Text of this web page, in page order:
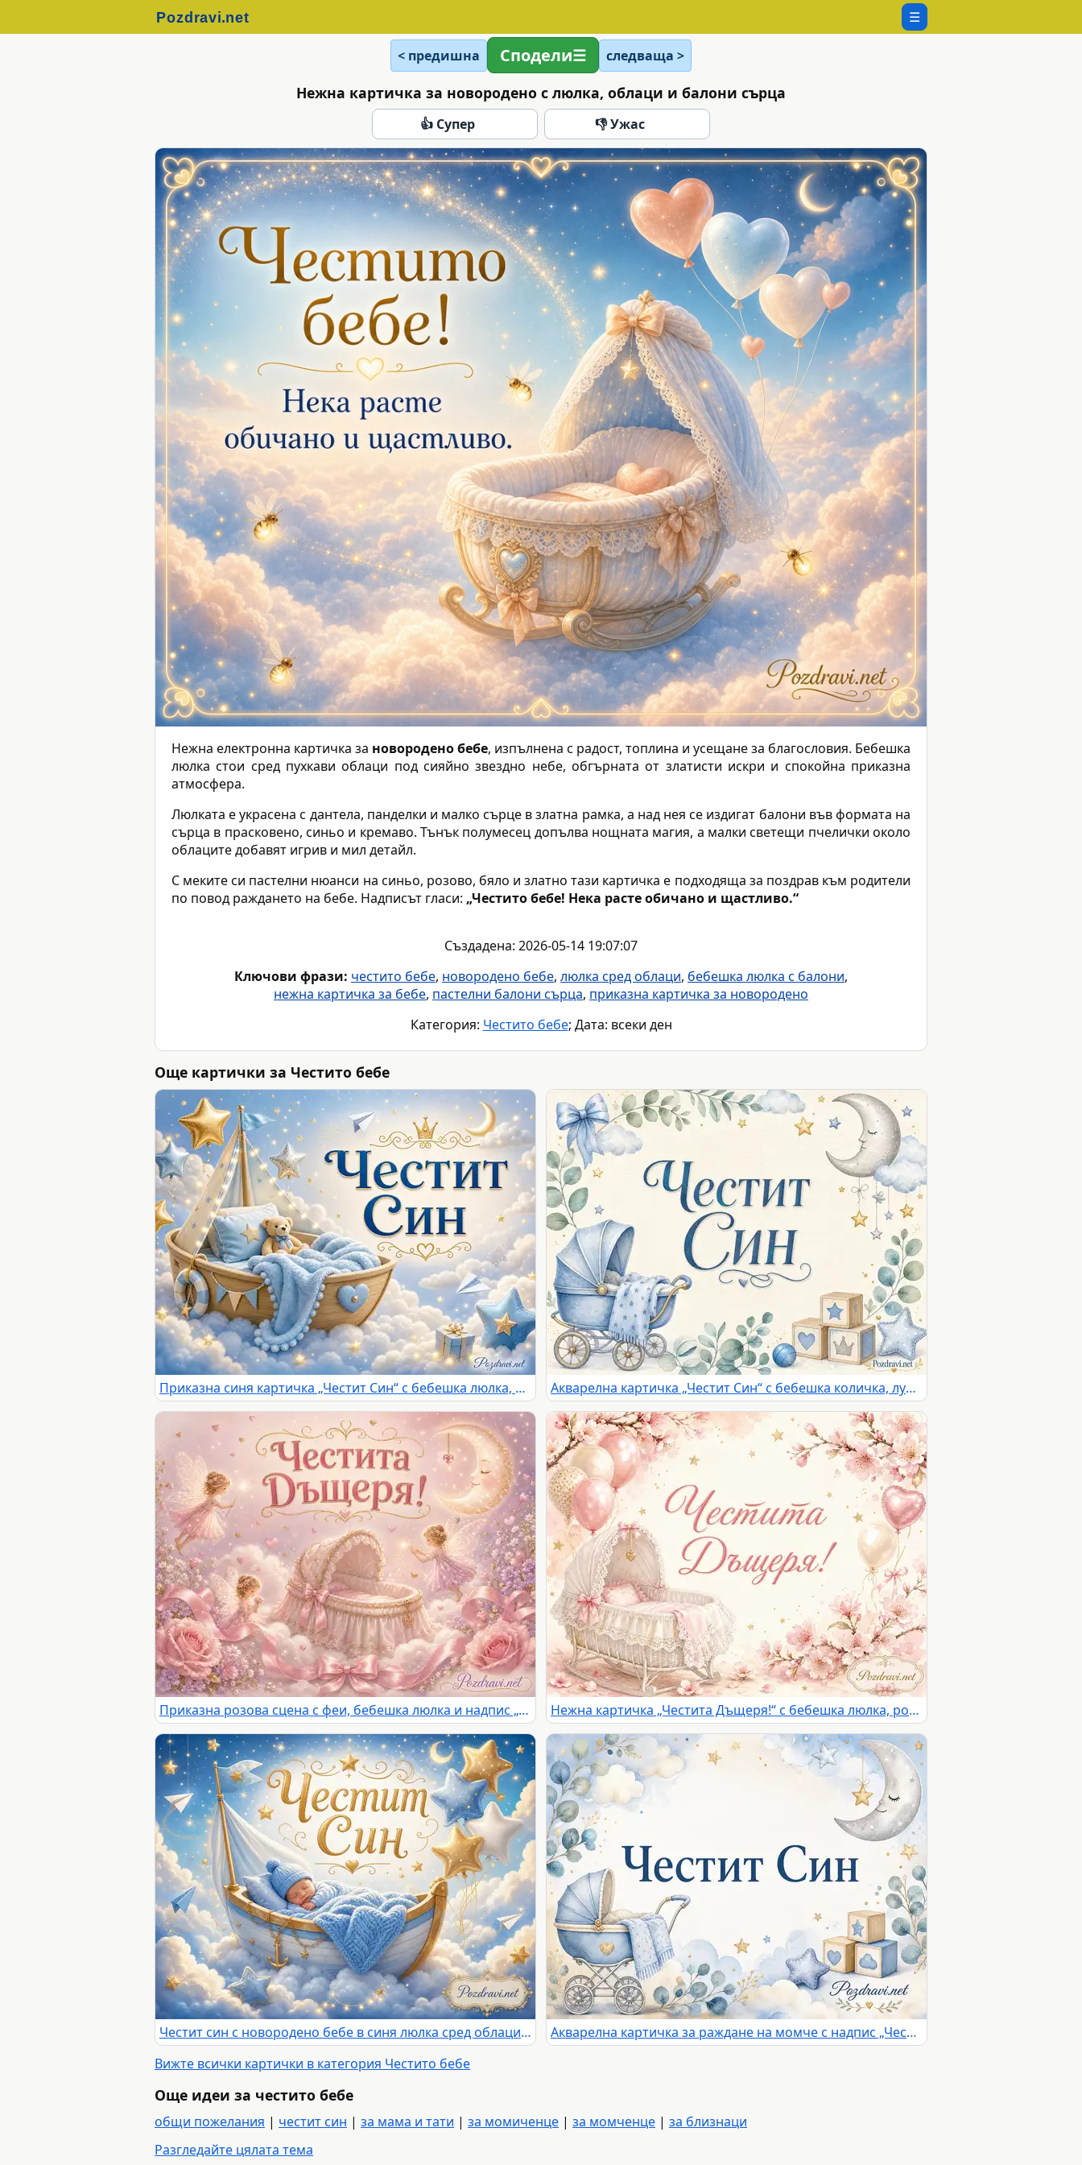
☰
< предишна Сподели следваща >
Нежна картичка за новородено с люлка, облаци и балони сърца
👍 Супер 👎 Ужас
Нежна електронна картичка за новородено бебе, изпълнена с радост, топлина и усещане за благословия. Бебешка
люлка стои сред пухкави облаци под сияйно звездно небе, обгърната от златисти искри и спокойна приказна
атмосфера.
Люлката е украсена с дантела, панделки и малко сърце в златна рамка, а над нея се издигат балони във формата на
сърца в прасковено, синьо и кремаво. Тънък полумесец допълва нощната магия, а малки светещи пчелички около
облаците добавят игрив и мил детайл.
С меките си пастелни нюанси на синьо, розово, бяло и златно тази картичка е подходяща за поздрав към родители
по повод раждането на бебе. Надписът гласи: „Честито бебе! Нека расте обичано и щастливо.“
Създадена: 2026-05-14 19:07:07
Ключови фрази: честито бебе, новородено бебе, люлка сред облаци, бебешка люлка с балони,
нежна картичка за бебе, пастелни балони сърца, приказна картичка за новородено
Категория: Честито бебе; Дата: всеки ден
Още картички за Честито бебе
Приказна синя картичка „Честит Син“ с бебешка люлка, мече, облаци и златни звезди Акварелна картичка „Честит Син“ с бебешка количка, луна и звезди
Приказна розова сцена с феи, бебешка люлка и надпис „Честита Дъщеря!“ Нежна картичка „Честита Дъщеря!“ с бебешка люлка, розови цветя и балони
Честит син с новородено бебе в синя люлка сред облаци, звезди и балони
Акварелна картичка за раждане на момче с надпис „Честит Син“
Вижте всички картички в категория Честито бебе
Още идеи за честито бебе
общи пожелания | честит син | за мама и тати | за момиченце | за момченце | за близнаци
Разгледайте цялата тема